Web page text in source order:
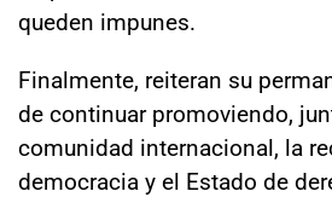
queden impunes.
Finalmente, reiteran su
de continuar promoviendo,
comunidad internacional, la
democracia y el Estado de